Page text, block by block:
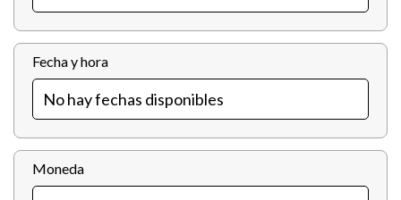
Fecha y hora
Moneda